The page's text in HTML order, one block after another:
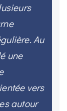
Au
une
vers
autour